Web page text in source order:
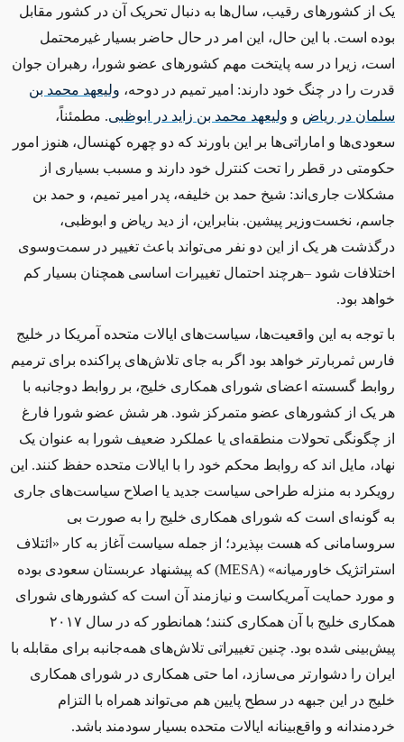
یک از کشورهای رقیب، سال‌ها به دنبال تحریک آن در کشور مقابل
بوده است. با این حال، این امر در حال حاضر بسیار غیرمحتمل
است، زیرا در سه پایتخت مهم کشورهای عضو شورا، رهبران جوان
قدرت را در چنگ خود دارند: امیر تمیم در دوحه، ولیعهد محمد بن
سلمان در ریاض و ولیعهد محمد بن زاید در ابوظبی. مطمئناً،
سعودی‌ها و اماراتی‌ها بر این باورند که دو چهره کهنسال، هنوز امور
حکومتی در قطر را تحت کنترل خود دارند و مسبب بسیاری از
مشکلات جاری‌اند: شیخ حمد بن خلیفه، پدر امیر تمیم، و حمد بن
جاسم، نخست‌وزیر پیشین. بنابراین، از دید ریاض و ابوظبی،
درگذشت هر یک از این دو نفر می‌تواند باعث تغییر در سمت‌وسوی
اختلافات شود –‌هرچند احتمال تغییرات اساسی همچنان بسیار کم
خواهد بود.
با توجه به این واقعیت‌ها، سیاست‌های ایالات متحده آمریکا در خلیج
فارس ثمربارتر خواهد بود اگر به جای تلاش‌های پراکنده برای ترمیم
روابط گسسته اعضای شورای همکاری خلیج، بر روابط دوجانبه با
هر یک از کشورهای عضو متمرکز شود. هر شش عضو شورا فارغ
از چگونگی تحولات منطقه‌ای یا عملکرد ضعیف شورا به عنوان یک
نهاد، مایل‌ اند که روابط محکم خود را با ایالات متحده حفظ کنند. این
رویکرد به منزله طراحی سیاست جدید یا اصلاح سیاست‌های جاری
به گونه‌ای است که شورای همکاری خلیج را به صورت بی
سروسامانی که هست بپذیرد؛ از جمله سیاست آغاز به کار «ائتلاف
استراتژیک خاورمیانه» (MESA)
که پیشنهاد عربستان سعودی بوده
و مورد حمایت آمریکاست و نیازمند آن است که کشورهای شورای
همکاری خلیج با آن همکاری کنند؛ همانطور که در سال ۲۰۱۷
پیش‌بینی شده بود. چنین تغییراتی تلاش‌های همه‌جانبه برای مقابله با
ایران را دشوارتر می‌سازد، اما حتی همکاری در شورای همکاری
خلیج در این جبهه در سطح پایین هم می‌تواند همراه با التزام
خردمندانه و واقع‌بینانه ایالات متحده بسیار سودمند باشد.